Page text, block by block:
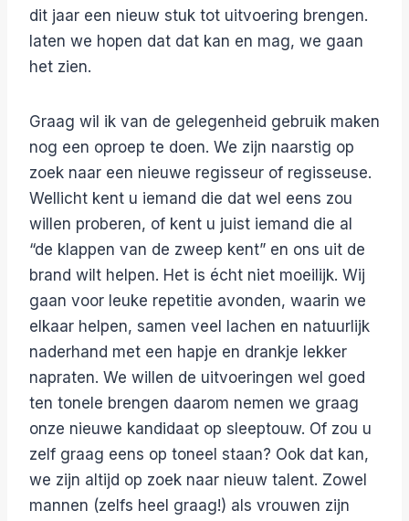
dit jaar een nieuw stuk tot uitvoering brengen.
laten we hopen dat dat kan en mag, we gaan
het zien.
Graag wil ik van de gelegenheid gebruik maken
nog een oproep te doen. We zijn naarstig op
zoek naar een nieuwe regisseur of regisseuse.
Wellicht kent u iemand die dat wel eens zou
willen proberen, of kent u juist iemand die al
“de klappen van de zweep kent” en ons uit de
brand wilt helpen. Het is écht niet moeilijk. Wij
gaan voor leuke repetitie avonden, waarin we
elkaar helpen, samen veel lachen en natuurlijk
naderhand met een hapje en drankje lekker
napraten. We willen de uitvoeringen wel goed
ten tonele brengen daarom nemen we graag
onze nieuwe kandidaat op sleeptouw. Of zou u
zelf graag eens op toneel staan? Ook dat kan,
we zijn altijd op zoek naar nieuw talent. Zowel
mannen (zelfs heel graag!) als vrouwen zijn